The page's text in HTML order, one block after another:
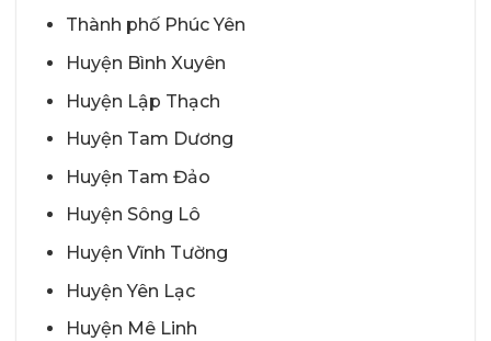
Thành phố Phúc Yên
Huyện Bình Xuyên
Huyện Lập Thạch
Huyện Tam Dương
Huyện Tam Đảo
Huyện Sông Lô
Huyện Vĩnh Tường
Huyện Yên Lạc
Huyện Mê Linh